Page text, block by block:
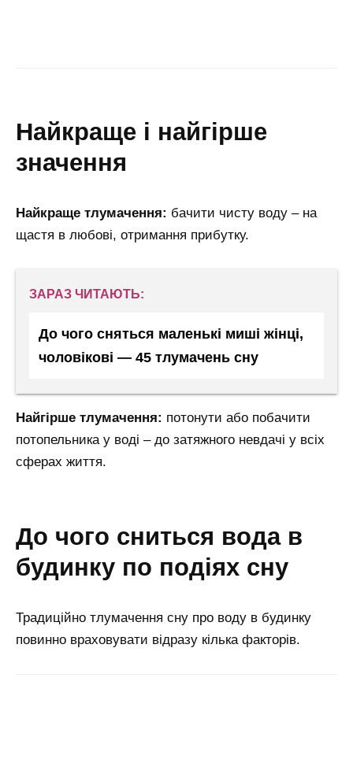
найкраще і найгірше
значення
Найкраще тлумачення: бачити чисту воду – на
щастя в любові, отримання прибутку.
ЗАРАЗ ЧИТАЮТЬ:
До чого сняться маленькі миші жінці,
чоловікові — 45 тлумачень сну
Найгірше тлумачення: потонути або побачити
потопельника у воді – до затяжного невдачі у всіх
сферах життя.
до чого сниться вода в
будинку по подіях сну
Традиційно тлумачення сну про воду в будинку
повинно враховувати відразу кілька факторів.